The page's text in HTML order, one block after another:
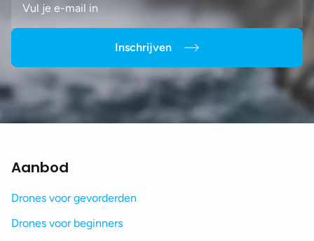
Inschrijven
Aanbod
Drones voor gevorderden
Drones voor beginners